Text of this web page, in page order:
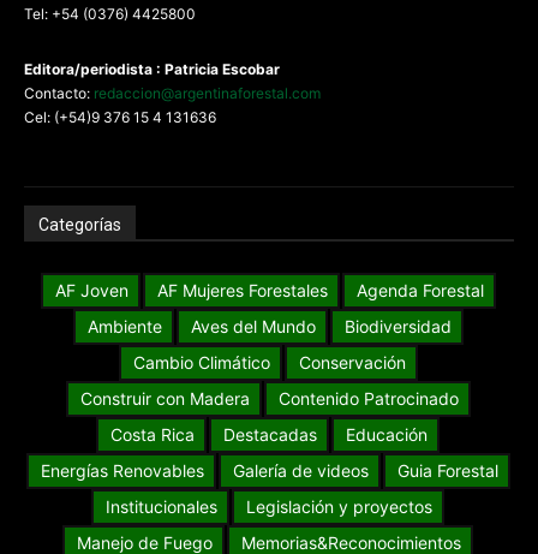
Tel: +54 (0376) 4425800
Editora/periodista : Patricia Escobar
Contacto: redaccion@argentinaforestal.com
Cel: (+54)9 376 15 4 131636
Categorías
AF Joven AF Mujeres Forestales
Agenda Forestal
Ambiente
Aves del Mundo
Biodiversidad
Cambio Climático
Conservación
Construir con Madera
Contenido Patrocinado
Costa Rica
Destacadas
Educación
Energías Renovables
Galería de videos
Guia Forestal
Institucionales
Legislación y proyectos
Manejo de Fuego
Memorias&Reconocimientos